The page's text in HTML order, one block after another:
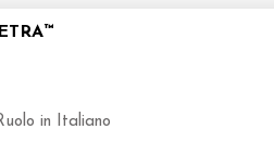
in Italiano